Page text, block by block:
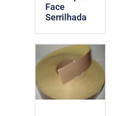
Face
Serrilhada